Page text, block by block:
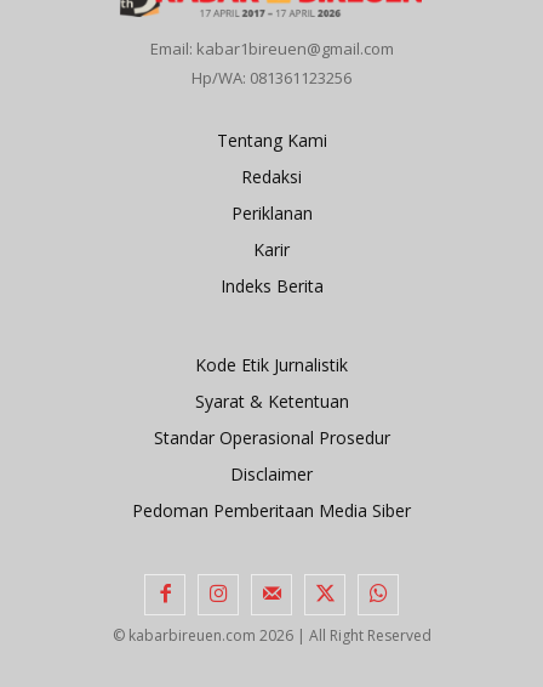
Email: kabar1bireuen@gmail.com
Hp/WA: 081361123256
Tentang Kami
Redaksi
Periklanan
Karir
Indeks Berita
Kode Etik Jurnalistik
Syarat & Ketentuan
Standar Operasional Prosedur
Disclaimer
Pedoman Pemberitaan Media Siber
© kabarbireuen.com 2026 | All Right Reserved